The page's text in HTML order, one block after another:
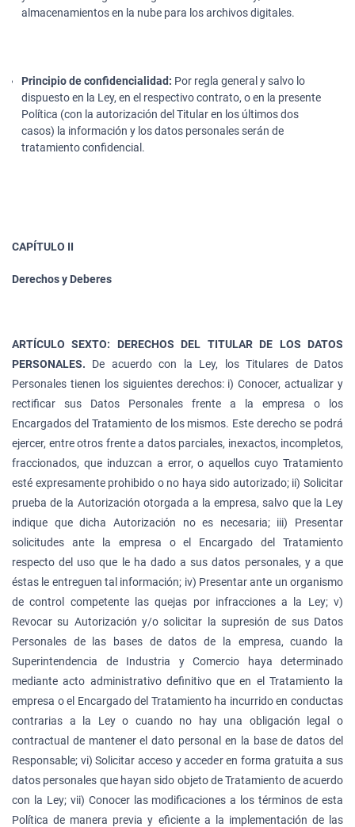
almacenamientos en la nube para los archivos digitales.
Principio de confidencialidad: Por regla general y salvo lo
dispuesto en la Ley, en el respectivo contrato, o en la presente
Política (con la autorización del Titular en los últimos dos
casos) la información y los datos personales serán de
tratamiento confidencial.
CAPÍTULO II
Derechos y Deberes
ARTÍCULO SEXTO: DERECHOS DEL TITULAR DE LOS DATOS
PERSONALES. De acuerdo con la Ley, los Titulares de Datos
Personales tienen los siguientes derechos: i) Conocer, actualizar y
rectificar sus Datos Personales frente a la empresa o los
Encargados del Tratamiento de los mismos. Este derecho se podrá
ejercer, entre otros frente a datos parciales, inexactos, incompletos,
fraccionados, que induzcan a error, o aquellos cuyo Tratamiento
esté expresamente prohibido o no haya sido autorizado; ii) Solicitar
prueba de la Autorización otorgada a la empresa, salvo que la Ley
indique que dicha Autorización no es necesaria; iii) Presentar
solicitudes ante la empresa o el Encargado del Tratamiento
respecto del uso que le ha dado a sus datos personales, y a que
éstas le entreguen tal información; iv) Presentar ante un organismo
de control competente las quejas por infracciones a la Ley; v)
Revocar su Autorización y/o solicitar la supresión de sus Datos
Personales de las bases de datos de la empresa, cuando la
Superintendencia de Industria y Comercio haya determinado
mediante acto administrativo definitivo que en el Tratamiento la
empresa o el Encargado del Tratamiento ha incurrido en conductas
contrarias a la Ley o cuando no hay una obligación legal o
contractual de mantener el dato personal en la base de datos del
Responsable; vi) Solicitar acceso y acceder en forma gratuita a sus
datos personales que hayan sido objeto de Tratamiento de acuerdo
con la Ley; vii) Conocer las modificaciones a los términos de esta
Política de manera previa y eficiente a la implementación de las